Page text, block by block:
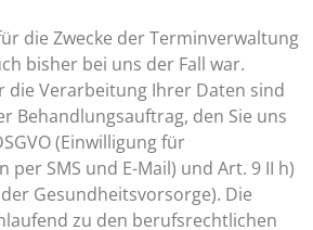
die Zwecke der Terminverwaltung
bisher bei uns der Fall war.
die Verarbeitung Ihrer Daten sind
Behandlungsauftrag, den Sie uns
(Einwilligung für
SMS und E-Mail) und Art. 9 II h)
der Gesundheitsvorsorge). Die
zu den berufsrechtlichen